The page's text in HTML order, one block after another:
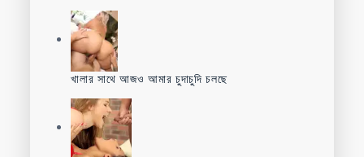
খালার সাথে আজও আমার চুদাচুদি চলছে